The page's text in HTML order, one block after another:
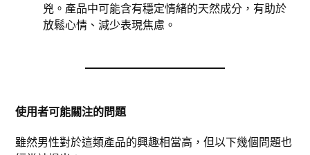
兇。產品中可能含有穩定情緒的天然成分，有助於
放鬆心情、減少表現焦慮。
使用者可能關注的問題
雖然男性對於這類產品的興趣相當高，但以下幾個問題也